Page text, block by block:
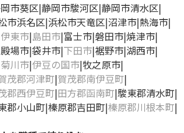
市葵区 静岡市駿河区 静岡市清水区
市浜名区 浜松市天竜区 沼津市 熱海市
伊東市 島田市 富士市 磐田市 焼津市
場市 袋井市 下田市 裾野市 湖西市
菊川市 伊豆の国市 牧之原市
茂郡河津町 賀茂郡南伊豆町
郡西伊豆町 田方郡函南町 駿東郡清水町
郡小山町 榛原郡吉田町 榛原郡川根本町